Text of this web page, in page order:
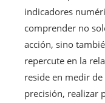
indicadores
comprender no
acción, sino
repercute en la
reside en medir
precisión, realizar